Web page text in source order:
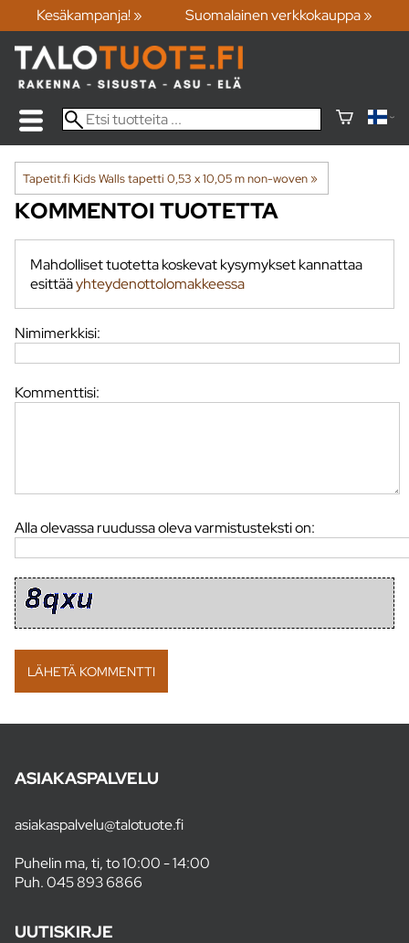
Kesäkampanja! » Suomalainen verkkokauppa »
Tapetit.fi Kids Walls tapetti 0,53 x 10,05 m non-woven‪»
KOMMENTOI TUOTETTA
Mahdolliset tuotetta koskevat kysymykset kannattaa
esittääyhteydenottolomakkeessa
Nimimerkkisi:
Kommenttisi:
Alla olevassa ruudussa oleva varmistusteksti on:
ASIAKASPALVELU
asiakaspalvelu@talotuote.fi
Puhelin ma, ti, to 10:00 - 14:00
Puh.045 893 6866
UUTISKIRJE